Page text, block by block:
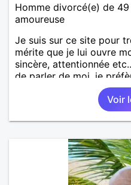
Homme divorcé(e) de
amoureuse
Je suis sur ce site pour
mérite que je lui ouvre
sincère, attentionnée
de parler de moi, je
moi. Mais une chose est
que je suis quelqu'unVoir